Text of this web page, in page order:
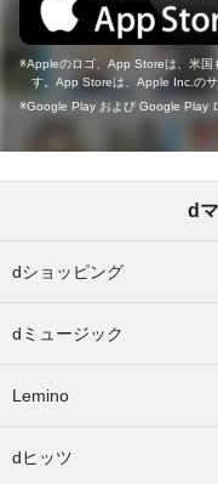
Appleのロゴ、App Storeは、米国
す。App Storeは、Apple Inc.のサ
Google Play および Google Play
d
dショッピング
dミュージック
Lemino
dヒッツ